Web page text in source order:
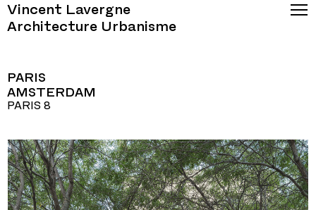
Vincent Lavergne
Architecture Urbanisme
PARIS
AMSTERDAM
PARIS 8